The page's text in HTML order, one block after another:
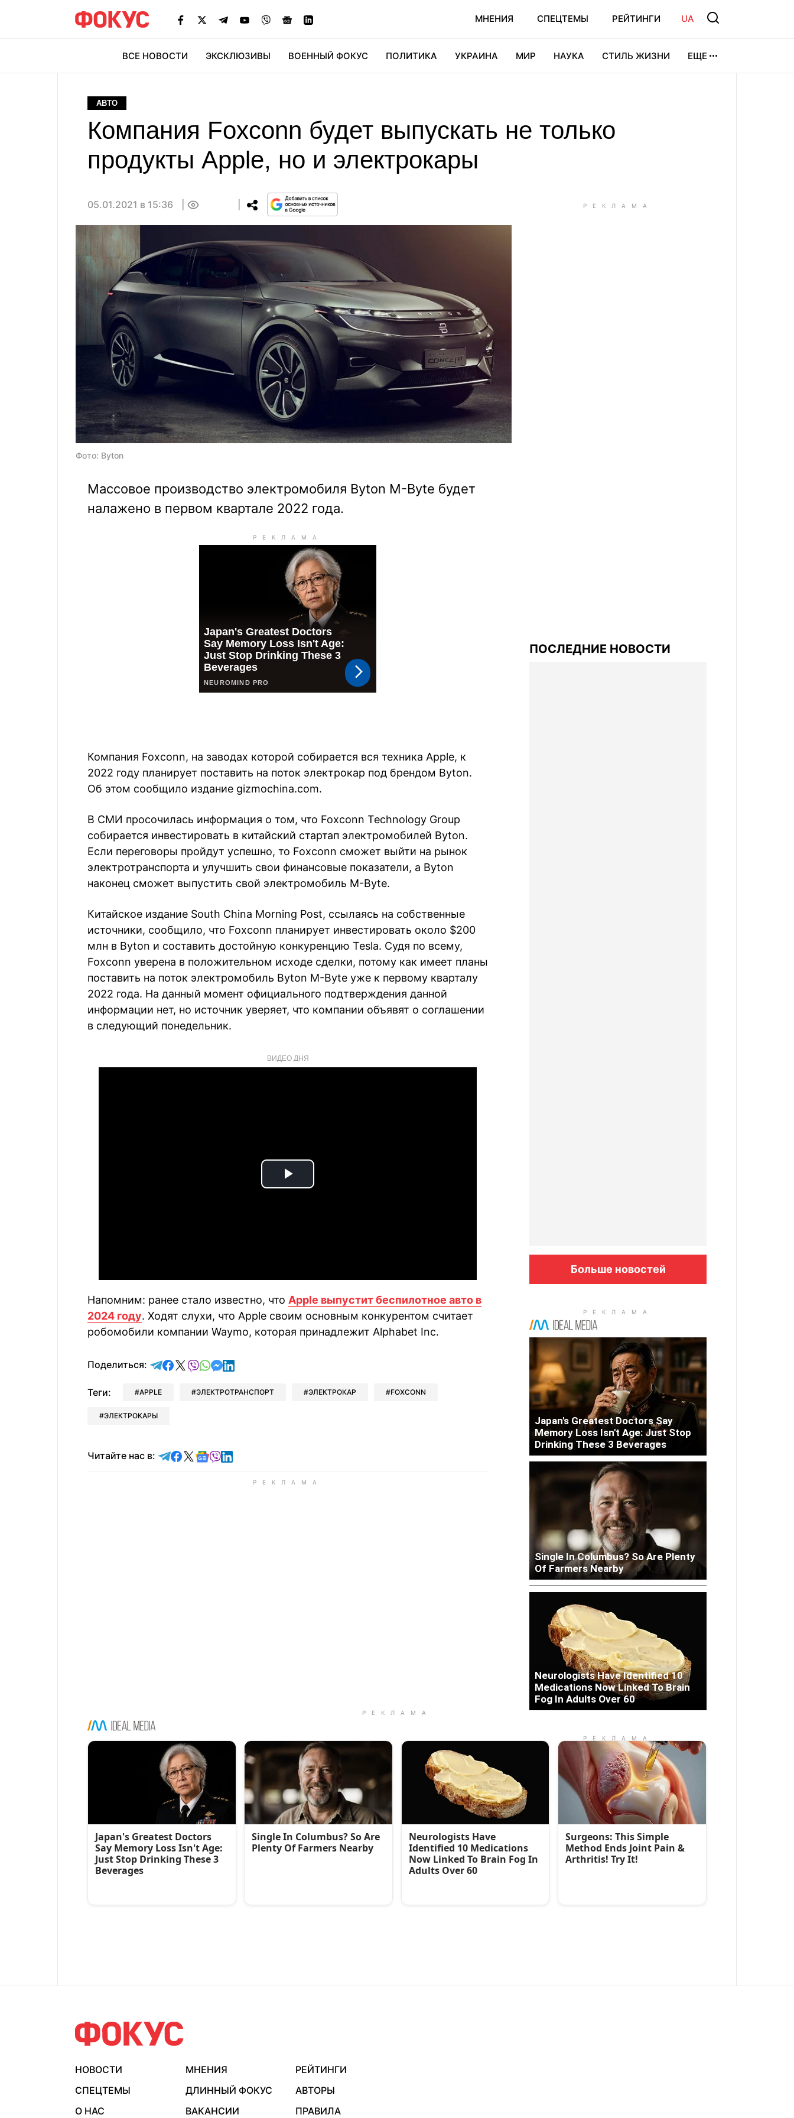
МНЕНИЯ СПЕЦТЕМЫ РЕЙТИНГИ UA
ВСЕ НОВОСТИ ЭКСКЛЮЗИВЫ ВОЕННЫЙ ФОКУС ПОЛИТИКА УКРАИНА МИР НАУКА СТИЛЬ ЖИЗНИ ЕЩЕ
АВТО
Компания Foxconn будет выпускать не только
продукты Apple, но и электрокары
05.01.2021 в 15:36
Фото: Byton
Массовое производство электромобиля Byton M-Byte будет
налажено в первом квартале 2022 года.
Компания Foxconn, на заводах которой собирается вся техника Apple, к
2022 году планирует поставить на поток электрокар под брендом Byton.
Об этом сообщило издание gizmochina.com.
В СМИ просочилась информация о том, что Foxconn Technology Group
собирается инвестировать в китайский стартап электромобилей Byton.
Если переговоры пройдут успешно, то Foxconn сможет выйти на рынок
электротранспорта и улучшить свои финансовые показатели, а Byton
наконец сможет выпустить свой электромобиль M-Byte.
Китайское издание South China Morning Post, ссылаясь на собственные
источники, сообщило, что Foxconn планирует инвестировать около $200
млн в Byton и составить достойную конкуренцию Tesla. Судя по всему,
Foxconn уверена в положительном исходе сделки, потому как имеет планы
поставить на поток электромобиль Byton M-Byte уже к первому кварталу
2022 года. На данный момент официального подтверждения данной
информации нет, но источник уверяет, что компании объявят о соглашении
в следующий понедельник.
ВИДЕО ДНЯ
Play
Напомним: ранее стало известно, что Apple выпустит беспилотное авто в
2024 году. Ходят слухи, что Apple своим основным конкурентом считает
робомобили компании Waymo, которая принадлежит Alphabet Inc.
Поделиться: отправить в Telegram
поделиться в Facebook
поделиться в X
отправить в Viber
отправить в Whatsapp
отправить в Messenger
отправить в LinkedIn
Теги: APPLE ЭЛЕКТРОТРАНСПОРТ ЭЛЕКТРОКАР FOXCONN
ЭЛЕКТРОКАРЫ
Читайте нас в: Читайте в Telegram
Читайте в Facebook
Читайте в X
Читайте в Google news
Читайте в Viber
Читайте в LinkedIn
ПОСЛЕДНИЕ НОВОСТИ
Больше новостей
НОВОСТИ МНЕНИЯ
РЕЙТИНГИ
СПЕЦТЕМЫ
ДЛИННЫЙ ФОКУС
АВТОРЫ
О НАС
ВАКАНСИИ
ПРАВИЛА